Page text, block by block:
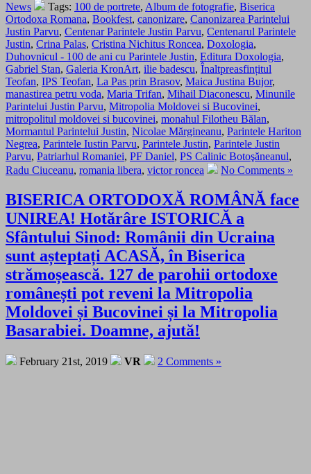
News
Tags: 100 de portrete, Album de fotografie, Biserica
Ortodoxa Romana, Bookfest, canonizare, Canonizarea Parintelui
Justin Parvu, Centenar Parintele Justin Parvu, Centenarul Parintele
Justin, Crina Palas, Cristina Nichitus Roncea, Doxologia,
Duhovnicul - 100 de ani cu Parintele Justin, Editura Doxologia,
Gabriel Stan, Galeria KronArt, ilie badescu, Înaltpreasfințitul
Teofan, IPS Teofan, La Pas prin Brasov, Maica Justina Bujor,
manastirea petru voda, Maria Trifan, Mihail Diaconescu, Minunile
Parintelui Justin Parvu, Mitropolia Moldovei si Bucovinei,
mitropolitul moldovei si bucovinei, monahul Filotheu Bălan,
Mormantul Parintelui Justin, Nicolae Mărgineanu, Parintele Hariton
Negrea, Parintele Iustin Parvu, Parintele Justin, Parintele Justin
Parvu, Patriarhul Romaniei, PF Daniel, PS Calinic Botoşăneanul,
Radu Ciuceanu, romania libera, victor roncea No Comments »
BISERICA ORTODOXĂ ROMÂNĂ face
UNIREA! Hotărâre ISTORICĂ a
Sfântului Sinod: Românii din Ucraina
sunt așteptați ACASĂ, în Biserica
strămoșească. 127 de parohii ortodoxe
românești pot reveni la Mitropolia
Moldovei și Bucovinei și la Mitropolia
Basarabiei. Doamne, ajută!
February 21st, 2019 VR 2 Comments »